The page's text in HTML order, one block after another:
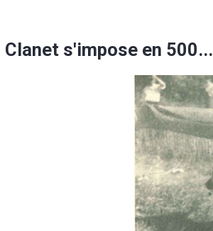
Clanet s'impose en 500...